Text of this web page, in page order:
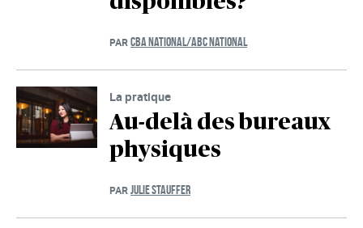
PAR CBA NATIONAL/ABC NATIONAL
La pratique
Au-delà des bureaux
physiques
PAR JULIE STAUFFER